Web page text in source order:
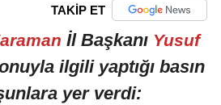
TAKİP ET
İl Başkanı Yusuf
ilgili yaptığı basın
yer verdi: